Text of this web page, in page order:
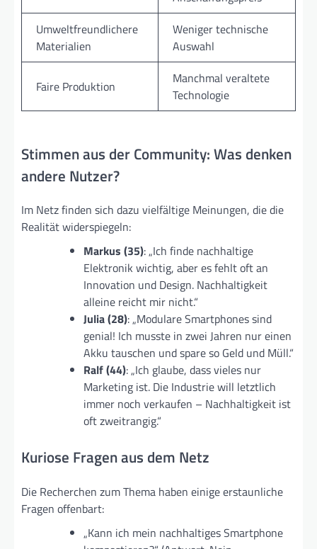
Umweltfreundlichere
Materialien
Weniger technische
Auswahl
Faire Produktion
Manchmal veraltete
Technologie
Stimmen aus der Community: Was denken
andere Nutzer?
Im Netz finden sich dazu vielfältige Meinungen, die die
Realität widerspiegeln:
Markus (35): „Ich finde nachhaltige
Elektronik wichtig, aber es fehlt oft an
Innovation und Design. Nachhaltigkeit
alleine reicht mir nicht.“
Julia (28): „Modulare Smartphones sind
genial! Ich musste in zwei Jahren nur einen
Akku tauschen und spare so Geld und Müll.“
Ralf (44): „Ich glaube, dass vieles nur
Marketing ist. Die Industrie will letztlich
immer noch verkaufen – Nachhaltigkeit ist
oft zweitrangig.“
Kuriose Fragen aus dem Netz
Die Recherchen zum Thema haben einige erstaunliche
Fragen offenbart:
„Kann ich mein nachhaltiges Smartphone